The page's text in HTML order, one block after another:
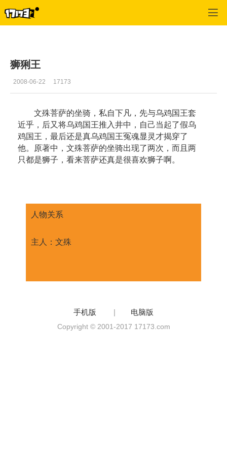
狮猁王
2008-06-22 17173
文殊菩萨的坐骑，私自下凡，先与乌鸡国王套
近乎，后又将乌鸡国王推入井中，自己当起了假乌
鸡国王，最后还是真乌鸡国王冤魂显灵才揭穿了
他。原著中，文殊菩萨的坐骑出现了两次，而且两
只都是狮子，看来菩萨还真是很喜欢狮子啊。
人物关系
主人：文殊
手机版 | 电脑版
Copyright © 2001-2017 17173.com